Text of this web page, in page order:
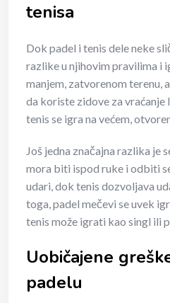
tenisa
Dok padel i tenis dele neke
razlike u njihovim pravilima i
manjem, zatvorenom terenu,
da koriste zidove za
tenis se igra na većem,
Još jedna značajna razlika je
mora biti ispod ruke i odbiti
udari, dok tenis dozvoljava
toga, padel mečevi se uvek
tenis može igrati kao singl ili
Uobičajene
padelu